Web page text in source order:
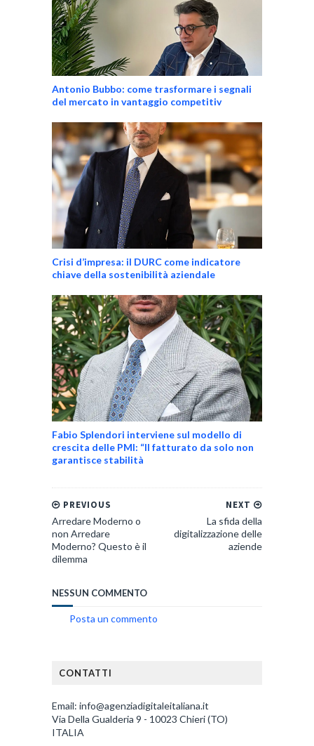
Antonio Bubbo: come trasformare i segnali
del mercato in vantaggio competitiv
Crisi d’impresa: il DURC come indicatore
chiave della sostenibilità aziendale
Fabio Splendori interviene sul modello di
crescita delle PMI: “Il fatturato da solo non
garantisce stabilità
NEXT
La sfida della
digitalizzazione delle
aziende
PREVIOUS
Arredare Moderno o
non Arredare
Moderno? Questo è il
dilemma
NESSUN COMMENTO
Posta un commento
CONTATTI
Email: info@agenziadigitaleitaliana.it
Via Della Gualderia 9 - 10023 Chieri (TO)
ITALIA